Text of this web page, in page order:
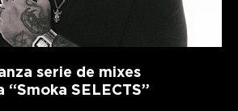
serie de mixes
SELECTS”